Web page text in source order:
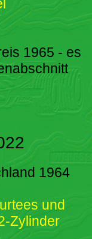
1965 - es
1964
und
Zylinder